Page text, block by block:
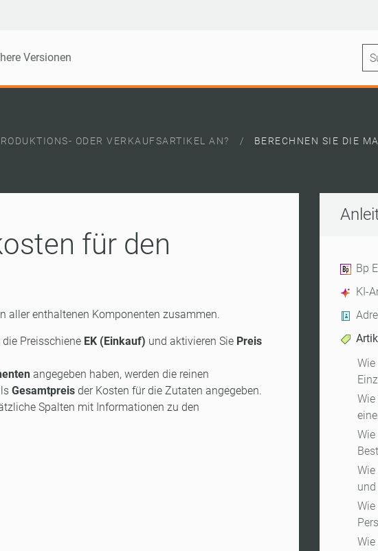
Versionen
ODER VERKAUFSARTIKEL AN?
BERECHNEN SIE DIE
für den
aller enthaltenen Komponenten zusammen.
die Preisschiene EK (Einkauf) und aktivieren Sie Preis
angegeben haben, werden die reinen
Gesamtpreis der Kosten für die Zutaten angegeben.
Spalten mit Informationen zu den
Bp
KI-
Wie
Wie
und
Wie